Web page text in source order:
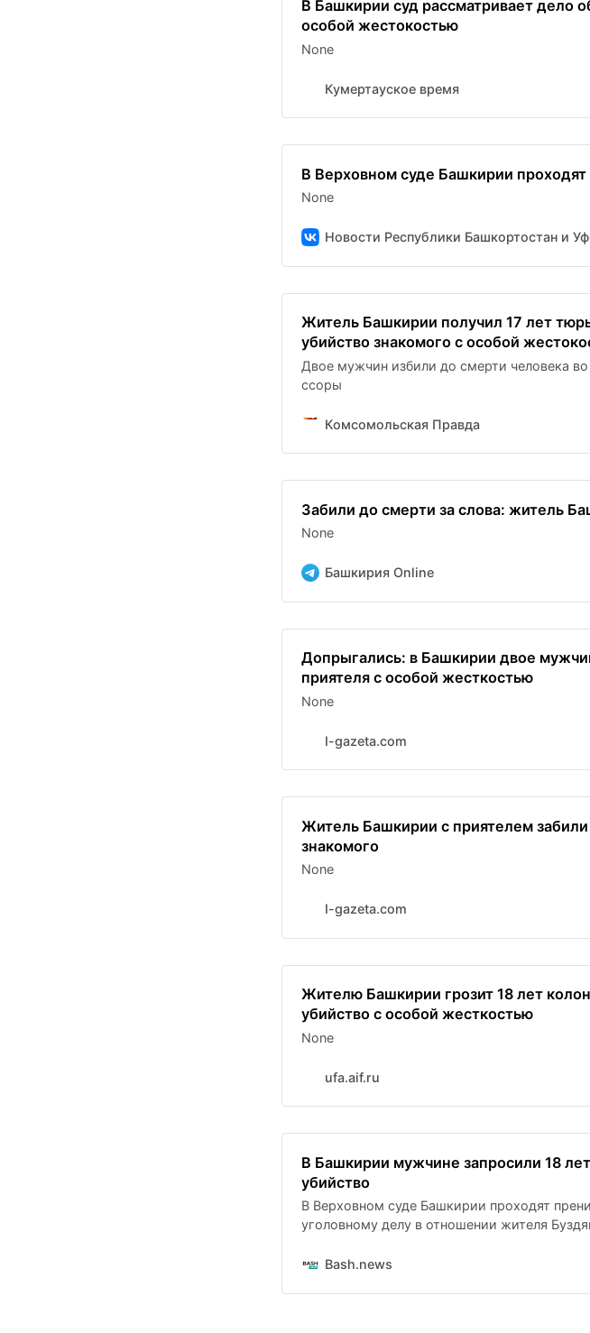
В Башкирии суд рассматривает дело
особой жестокостью
None
Кумертауское время
В Верховном суде Башкирии
None
Новости Республики Башкортостан и
Житель Башкирии получил 17 лет
убийство знакомого с особой
Двое мужчин избили до смерти человека
ссоры
Комсомольская Правда
Забили до смерти за слова: житель
None
Башкирия Online
Допрыгались: в Башкирии двое
приятеля с особой жесткостью
None
I-gazeta.com
Житель Башкирии с приятелем
знакомого
None
I-gazeta.com
Жителю Башкирии грозит 18 лет
убийство с особой жесткостью
None
ufa.aif.ru
В Башкирии мужчине запросили 18
убийство
В Верховном суде Башкирии проходят
уголовному делу в отношении жителя
жестокостью группой лиц по
Bash.news